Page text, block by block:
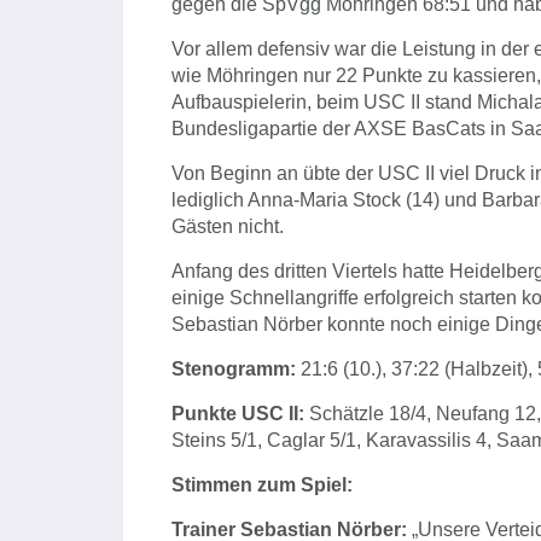
gegen die SpVgg Möhringen 68:51 und
Vor allem defensiv war die Leistung in der
wie Möhringen nur 22 Punkte zu
Aufbauspielerin, beim USC II stand
Bundesligapartie der AXSE BasCats in
Von Beginn an übte der USC II viel Druck
lediglich Anna-Maria Stock (14) und
Gästen nicht.
Anfang des dritten Viertels hatte
einige Schnellangriffe erfolgreich starten
Sebastian Nörber konnte noch einige
Stenogramm: 21:6 (10.), 37:22
Punkte USC II: Schätzle 18/4, Neufang
Steins 5/1, Caglar 5/1, Karavassilis 4,
Stimmen zum Spiel:
Trainer Sebastian Nörber: „Unsere